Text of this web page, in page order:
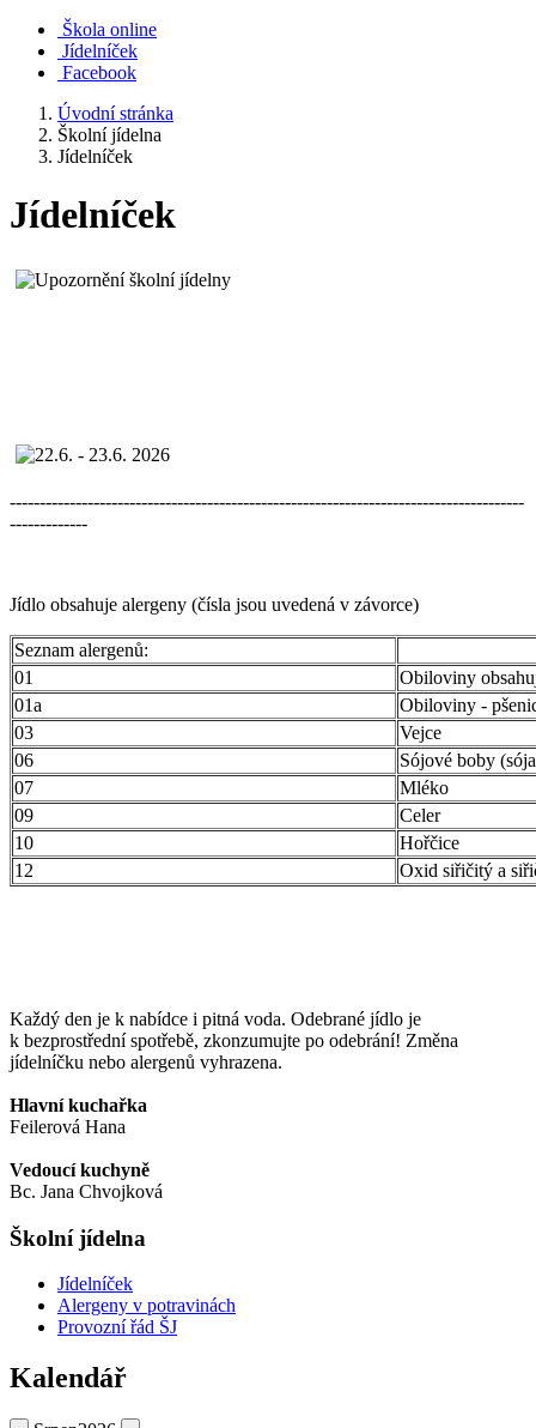
Škola online
Jídelníček
Facebook
Úvodní stránka
Školní jídelna
Jídelníček
Jídelníček
--------------------------------------------------------------------------------------
-------------
Jídlo obsahuje alergeny (čísla jsou uvedená v závorce)
Seznam alergenů:
01
Obiloviny
01a
Obiloviny -
03
Vejce
06
Sójové boby
07
Mléko
09
Celer
10
Hořčice
12
Oxid siřičitý a
Každý den je k nabídce i pitná voda. Odebrané jídlo je
k bezprostřední spotřebě, zkonzumujte po odebrání! Změna
jídelníčku nebo alergenů vyhrazena.
Hlavní kuchařka
Feilerová Hana
Vedoucí kuchyně
Bc. Jana Chvojková
Školní jídelna
Jídelníček
Alergeny v potravinách
Provozní řád ŠJ
Kalendář